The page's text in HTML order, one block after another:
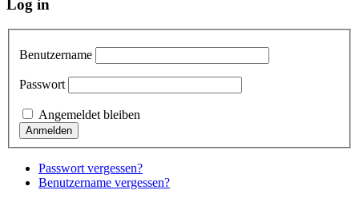
Log in
Benutzername
Passwort
Angemeldet bleiben
Passwort vergessen?
Benutzername vergessen?